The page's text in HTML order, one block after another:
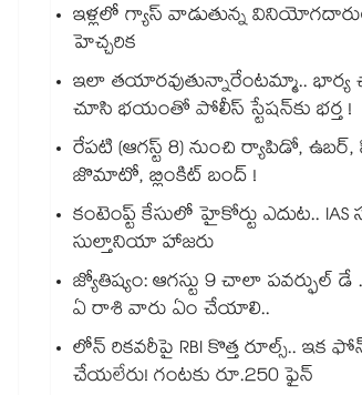
ఇళ్లలో గ్యాస్ వాడుతున్న
హెచ్చరిక
ఇలా తయారవుతున్నారేంటమ్మా.. భార్య
చూసి భయంతో పోలీస్ స్టేషన్⁫కు భర్త !
రేపటి (ఆగస్ట్ 8) నుంచి ర్యాపిడో, ఉబర్,
జొమాటో, బ్లింకిట్ బంద్ !
కంటెంప్ట్ కేసులో హైకోర్టు ఎదుట.. IAS
సుల్తానియా హాజరు
జ్యోతిష్యం: ఆగస్టు 9 చాలా పవర్ఫుల్ డే
ఏ రాశి వారు ఏం చేయాలి..
లోన్ రికవరీపై RBI కొత్త రూల్స్.. ఇక
చేయలేరు! గంటకు రూ.250 ఫైన్